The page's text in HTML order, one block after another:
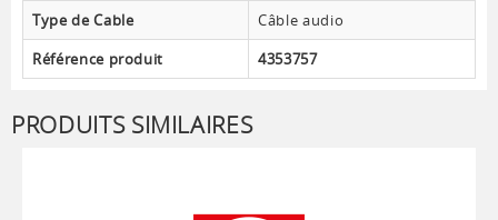
Type de Cable
Câble audio
Référence produit
4353757
PRODUITS SIMILAIRES